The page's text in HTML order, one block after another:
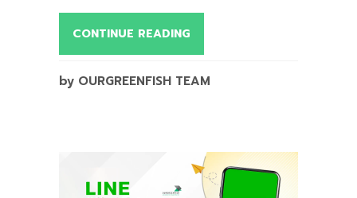
CONTINUE READING
by OURGREENFISH TEAM